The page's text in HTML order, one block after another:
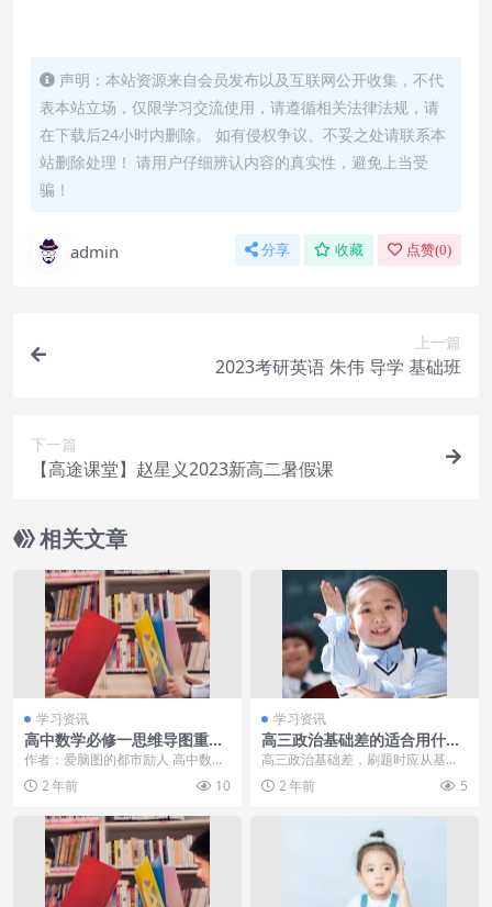
声明：本站资源来自会员发布以及互联网公开收集，不代
表本站立场，仅限学习交流使用，请遵循相关法律法规，请
在下载后24小时内删除。 如有侵权争议、不妥之处请联系本
站删除处理！ 请用户仔细辨认内容的真实性，避免上当受
骗！
admin 分享 收藏 点赞(0)
上一篇
2023考研英语 朱伟 导学 基础班
下一篇
【高途课堂】赵星义2023新高二暑假课
相关文章
学习资讯
高中数学必修一思维导图重点
整理！高清专业数学脑图分
男女不注重隐私，就连晚上睡
作者：爱脑图的都市励人 高中数学
必修一书本重点有哪些？高中数学
必修一思维导图怎么...
2 年前 10
学习资讯
高三政治基础差的适合用什么
资料 哪些刷题书好
高三政治基础差，刷题时应从基础
题入手，逐步增加难度。精选历年
真题和高质量模拟题，...
2 年前 5